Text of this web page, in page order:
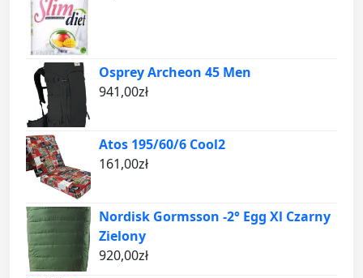
Osprey Archeon 45 Men
941,00zł
Atos 195/60/6 Cool2
161,00zł
Nordisk Gormsson -2° Egg Xl Czarny
Zielony
920,00zł